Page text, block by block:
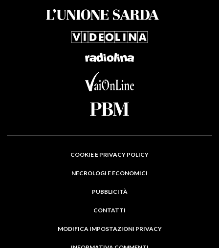
COOKIE E PRIVACY POLICY
NECROLOGI E ECONOMICI
PUBBLICITÀ
CONTATTI
MODIFICA IMPOSTAZIONI PRIVACY